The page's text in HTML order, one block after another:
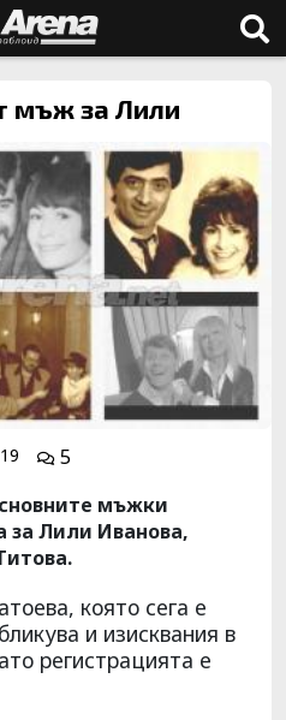
мъж за Лили
5
мъжки
за Лили Иванова,
която сега е
и изисквания в
регистрацията е